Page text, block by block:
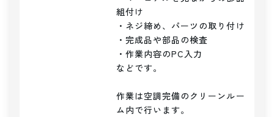
組付け
・ネジ締め、パーツの取り付け
・完成品や部品の検査
・作業内容のPC入力
などです。
作業は空調完備のクリーンルー
ム内で行います。